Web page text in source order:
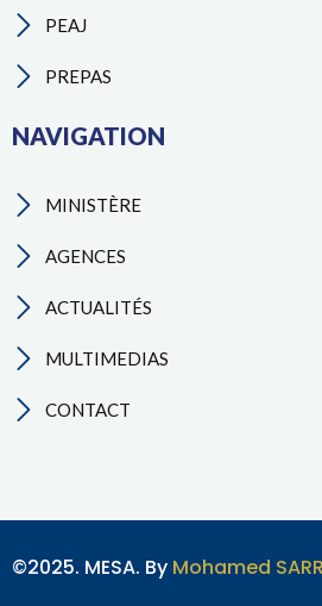
PEAJ
PREPAS
NAVIGATION
MINISTÈRE
AGENCES
ACTUALITÉS
MULTIMEDIAS
CONTACT
©2025. MESA. By Mohamed SARR